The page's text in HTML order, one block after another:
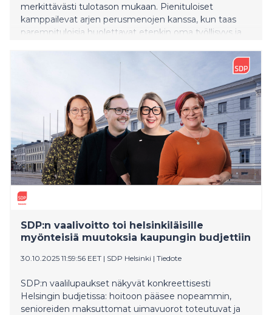
merkittävästi tulotason mukaan. Pienituloiset
kamppailevat arjen perusmenojen kanssa, kun taas
parempituloisia huolettavat etenkin oma työllisyys ja
SDP:n vaalivoitto toi helsinkiläisille
myönteisiä muutoksia kaupungin budjettiin
30.10.2025 11:59:56 EET | SDP Helsinki | Tiedote
SDP:n vaalilupaukset näkyvät konkreettisesti
Helsingin budjetissa: hoitoon pääsee nopeammin,
senioreiden maksuttomat uimavuorot toteutuvat ja